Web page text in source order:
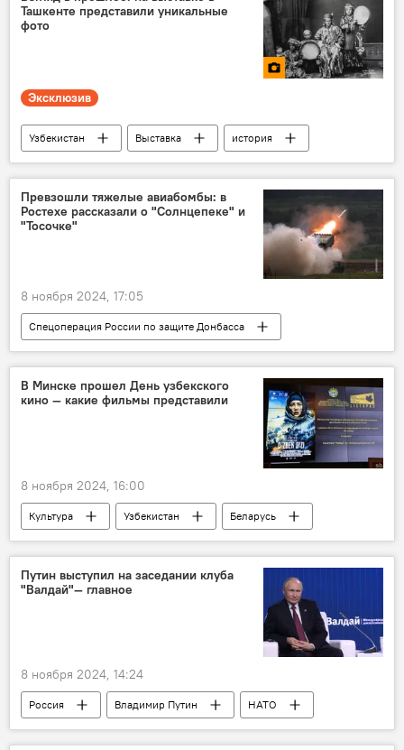
Ташкенте представили уникальные
фото
Эксклюзив
Узбекистан Выставка
история
фотограф
Мультимедиа
Фото
фотолента
Ташкент
Санкт-Петербург
Превзошли тяжелые авиабомбы: в
Ростехе рассказали о "Солнцепеке" и
"Тосочке"
8 ноября 2024, 17:05
Спецоперация России по защите Донбасса
СВО
Ростех
безопасность
вооружение
Россия
В Минске прошел День узбекского
кино — какие фильмы представили
8 ноября 2024, 16:00
Культура Узбекистан
Беларусь
Кино
сотрудничество
Путин выступил на заседании клуба
"Валдай"— главное
8 ноября 2024, 14:24
Россия Владимир Путин
НАТО
Украина
Запад